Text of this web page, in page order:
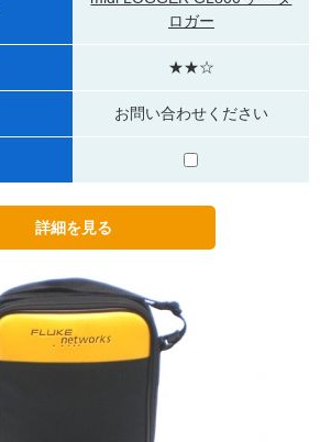
ロガー
★★☆
お問い合わせください